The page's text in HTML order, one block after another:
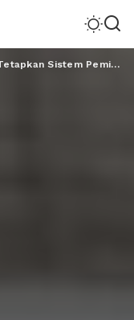
Sistem Pemilu Tetap Terbuka